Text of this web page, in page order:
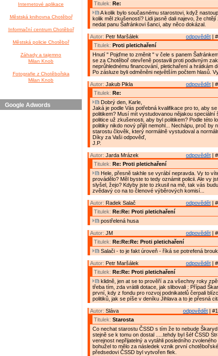
Internetové aplikace
Městská knihovna Chotěboř
Informační centrum Chotěboř
Městská policie Chotěboř
Záhady a tajemno
Milan Knob
Fotografie z Chotěbořska
Milan Knob
Google Adwords
Titulek: Re:
A kolik bylo současnému starostovi, když
kolik měl zkušeností? Lidi jasně dali najevo, že
nedat panu Šafránkovi šanci, aby něco dokázal.
odpovědět |
Autor: Petr Maršálek
Titulek: Proti pletichaření
Hnutí " Pojďme to změnit " v čele s panem
se za Chotěboř otevřeně postavili proti podivným
neprůhlednému financování, pletichaření a hrátkám
Po zásluze byli odměněni největším počtem hlasů.
odpovědět |
Autor: Jakub Pikla
Titulek: Re:
Dobrý den, Karle,
Jaká je podle Vás potřebná kvalifikace pro to, aby
politikem? Musí mít vystudovanou nějakou speciální
politice už zkušenosti, aby byl politikem? Podle této
politiky nikdo nový přijít nemohl... Nechápu, proč by
starostu člověk, který normálně vystudoval a
Díky za Vaši odpověď,
J.P.
odpovědět |
Autor: Jarda Mrázek
Titulek: Re: Proti pletichaření
Hele, přesně takhle se vyrábí nepravda. Vy to
provádělo? Měl byste to tedy oznámit policii. Ale vy
slyšel, žejo? Kdyby jste to zkusil na mě, tak vás
zvědavý co na to členové výběrových komisí...
odpovědět |
Autor: Radek Salač
Titulek: Re:Re: Proti pletichaření
postřelená husa
odpovědět |
Autor: JM
Titulek: Re:Re:Re: Proti pletichaření
Salači - to je fakt úroveň - říká se potrefená
odpovědět |
Autor: Petr Maršálek
Titulek: Re:Re: Proti pletichaření
klidně, jen at se to prověří a za všechny roky
třeba tím, zda vrátili dotace, jak slibovali : Případ
první, kdy z fondu pro rozvoj podnikatelů čerpali
politiků, jak se píše v deníku Jihlava a to je přesná
odpovědět |
Autor: Sláva
Titulek: Starosta
Co nechat starostu ČSSD s tím že to nebude
stejně se k tomu on dostal .....tehdy byl šéf ČSSD
verejnost nepřijatelný a vytáhli posledního
bohužel to mělo za následek vznik první
předsedovi ČSSD byl vytvořen flek.